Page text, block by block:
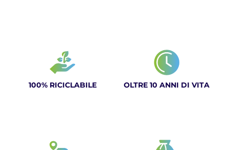
100% RICICLABILE OLTRE 10 ANNI DI VITA